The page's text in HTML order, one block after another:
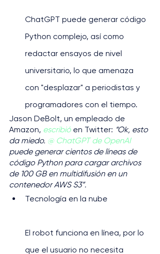
ChatGPT puede generar código
Python complejo, así como
redactar ensayos de nivel
universitario, lo que amenaza
con "desplazar" a periodistas y
programadores con el tiempo.
Jason DeBolt, un empleado de
Amazon, escribió en Twitter: “Ok, esto
da miedo. @ ChatGPT de OpenAI
puede generar cientos de líneas de
código Python para cargar archivos
de 100 GB en multidifusión en un
contenedor AWS S3”.
Tecnología en la nube
El robot funciona en línea, por lo
que el usuario no necesita